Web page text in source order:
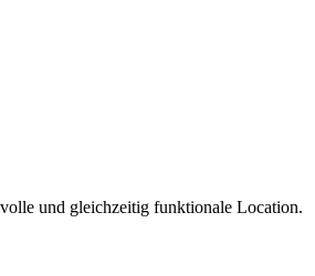
und gleichzeitig funktionale Location.